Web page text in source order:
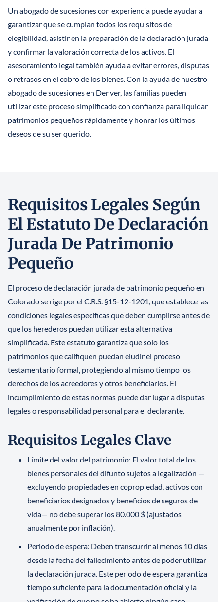
Un abogado de sucesiones con experiencia puede ayudar a
garantizar que se cumplan todos los requisitos de
elegibilidad, asistir en la preparación de la declaración jurada
y confirmar la valoración correcta de los activos. El
asesoramiento legal también ayuda a evitar errores, disputas
o retrasos en el cobro de los bienes. Con la ayuda de nuestro
abogado de sucesiones en Denver, las familias pueden
utilizar este proceso simplificado con confianza para liquidar
patrimonios pequeños rápidamente y honrar los últimos
deseos de su ser querido.
Requisitos Legales Según
El Estatuto De Declaración
Jurada De Patrimonio
Pequeño
El proceso de declaración jurada de patrimonio pequeño en
Colorado se rige por el C.R.S. §15-12-1201, que establece las
condiciones legales específicas que deben cumplirse antes de
que los herederos puedan utilizar esta alternativa
simplificada. Este estatuto garantiza que solo los
patrimonios que califiquen puedan eludir el proceso
testamentario formal, protegiendo al mismo tiempo los
derechos de los acreedores y otros beneficiarios. El
incumplimiento de estas normas puede dar lugar a disputas
legales o responsabilidad personal para el declarante.
Requisitos Legales Clave
Límite del valor del patrimonio: El valor total de los
bienes personales del difunto sujetos a legalización —
excluyendo propiedades en copropiedad, activos con
beneficiarios designados y beneficios de seguros de
vida— no debe superar los 80.000 $ (ajustados
anualmente por inflación).
Periodo de espera: Deben transcurrir al menos 10 días
desde la fecha del fallecimiento antes de poder utilizar
la declaración jurada. Este periodo de espera garantiza
tiempo suficiente para la documentación oficial y la